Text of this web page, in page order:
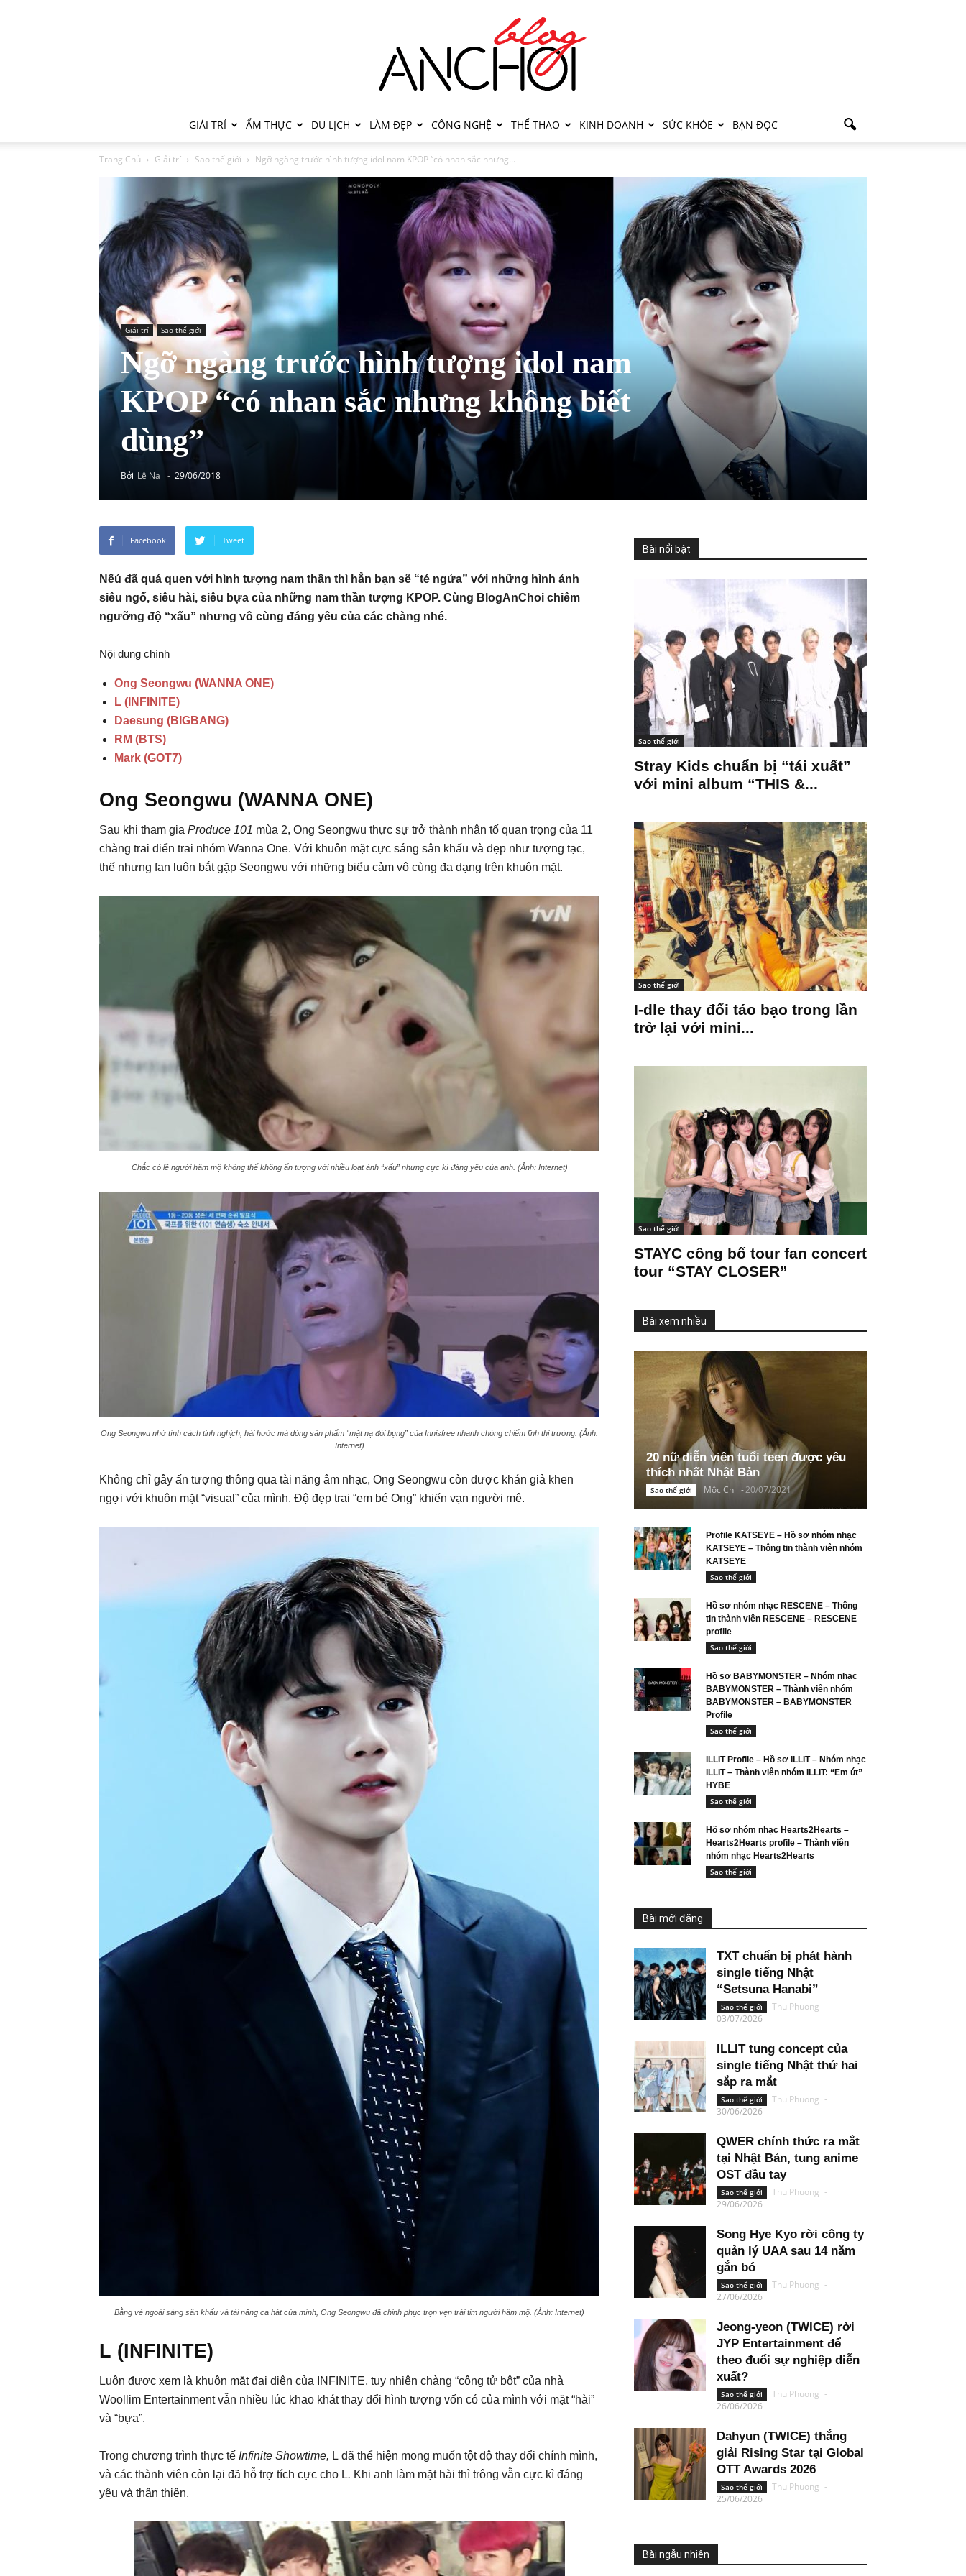
GIẢI TRÍ ẨM THỰC DU LỊCH LÀM ĐẸP CÔNG NGHỆ THỂ THAO KINH DOANH SỨC KHỎE BẠN ĐỌC
Trang Chủ Giải trí Sao thế giới Ngỡ ngàng trước hình tượng idol nam KPOP “có nhan sắc nhưng...
Giải trí Sao thế giới
Ngỡ ngàng trước hình tượng idol nam
KPOP “có nhan sắc nhưng không biết
dùng”
Bởi Lê Na - 29/06/2018
Facebook Tweet
Nếú đã quá quen với hình tượng nam thần thì hẳn bạn sẽ “té ngửa” với những hình ảnh
siêu ngố, siêu hài, siêu bựa của những nam thần tượng KPOP. Cùng BlogAnChoi chiêm
ngưỡng độ “xấu” nhưng vô cùng đáng yêu của các chàng nhé.
Nội dung chính
Ong Seongwu (WANNA ONE)
L (INFINITE)
Daesung (BIGBANG)
RM (BTS)
Mark (GOT7)
Ong Seongwu (WANNA ONE)
Sau khi tham gia Produce 101 mùa 2, Ong Seongwu thực sự trở thành nhân tố quan trọng của 11
chàng trai điển trai nhóm Wanna One. Với khuôn mặt cực sáng sân khấu và đẹp như tượng tạc,
thế nhưng fan luôn bắt gặp Seongwu với những biểu cảm vô cùng đa dạng trên khuôn mặt.
Chắc có lẽ người hâm mộ không thể không ấn tượng với nhiều loạt ảnh “xấu” nhưng cực kì đáng yêu của anh. (Ảnh: Internet)
Ong Seongwu nhờ tính cách tinh nghịch, hài hước mà dòng sản phẩm “mặt nạ đói bụng” của Innisfree nhanh chóng chiếm lĩnh thị trường. (Ảnh:
Internet)
Không chỉ gây ấn tượng thông qua tài năng âm nhạc, Ong Seongwu còn được khán giả khen
ngợi với khuôn mặt “visual” của mình. Độ đẹp trai “em bé Ong” khiến vạn người mê.
Bằng vẻ ngoài sáng sân khấu và tài năng ca hát của mình, Ong Seongwu đã chinh phục trọn vẹn trái tim người hâm mộ. (Ảnh: Internet)
L (INFINITE)
Luôn được xem là khuôn mặt đại diện của INFINITE, tuy nhiên chàng “công tử bột” của nhà
Woollim Entertainment vẫn nhiều lúc khao khát thay đổi hình tượng vốn có của mình với mặt “hài”
và “bựa”.
Trong chương trình thực tế Infinite Showtime, L đã thể hiện mong muốn tột độ thay đổi chính mình,
và các thành viên còn lại đã hỗ trợ tích cực cho L. Khi anh làm mặt hài thì trông vẫn cực kì đáng
yêu và thân thiện.
Bài nổi bật
Sao thế giới
Stray Kids chuẩn bị “tái xuất”
với mini album “THIS &...
Sao thế giới
I-dle thay đổi táo bạo trong lần
trở lại với mini...
Sao thế giới
STAYC công bố tour fan concert
tour “STAY CLOSER”
Bài xem nhiều
20 nữ diễn viên tuổi teen được yêu
thích nhất Nhật Bản
Sao thế giới Mộc Chi -20/07/2021
Profile KATSEYE – Hồ sơ nhóm nhạc
KATSEYE – Thông tin thành viên nhóm
KATSEYE
Sao thế giới
Hồ sơ nhóm nhạc RESCENE – Thông
tin thành viên RESCENE – RESCENE
profile
Sao thế giới
Hồ sơ BABYMONSTER – Nhóm nhạc
BABYMONSTER – Thành viên nhóm
BABYMONSTER – BABYMONSTER
Profile
Sao thế giới
ILLIT Profile – Hồ sơ ILLIT – Nhóm nhạc
ILLIT – Thành viên nhóm ILLIT: “Em út”
HYBE
Sao thế giới
Hồ sơ nhóm nhạc Hearts2Hearts –
Hearts2Hearts profile – Thành viên
nhóm nhạc Hearts2Hearts
Sao thế giới
Bài mới đăng
TXT chuẩn bị phát hành
single tiếng Nhật
“Setsuna Hanabi”
Sao thế giới Thu Phuong -
03/07/2026
ILLIT tung concept của
single tiếng Nhật thứ hai
sắp ra mắt
Sao thế giới Thu Phuong -
30/06/2026
QWER chính thức ra mắt
tại Nhật Bản, tung anime
OST đầu tay
Sao thế giới Thu Phuong -
29/06/2026
Song Hye Kyo rời công ty
quản lý UAA sau 14 năm
gắn bó
Sao thế giới Thu Phuong -
27/06/2026
Jeong-yeon (TWICE) rời
JYP Entertainment để
theo đuổi sự nghiệp diễn
xuất?
Sao thế giới Thu Phuong -
26/06/2026
Dahyun (TWICE) thắng
giải Rising Star tại Global
OTT Awards 2026
Sao thế giới Thu Phuong -
25/06/2026
Bài ngẫu nhiên